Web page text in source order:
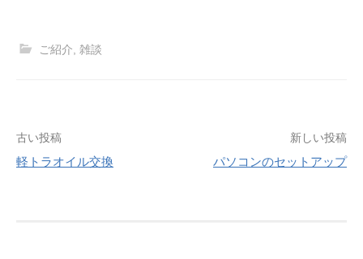
ご紹介 雑談
投
稿
古い投稿
軽トラオイル交換
新しい投稿
パソコンのセットアップ